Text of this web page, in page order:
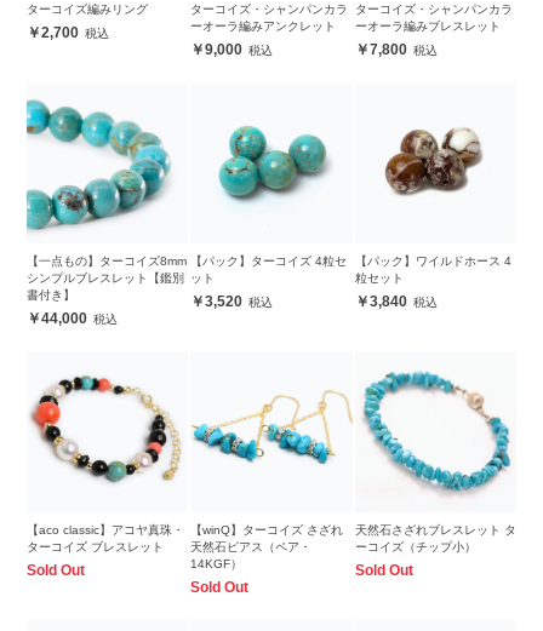
ターコイズ編みリング
2,700
ターコイズ・シャンパンカラ
ーオーラ編みアンクレット
9,000
ターコイズ・シャンパンカラ
ーオーラ編みブレスレット
7,800
【一点もの】ターコイズ8mm
シンプルブレスレット【鑑別
書付き】
44,000
【パック】ターコイズ 4粒セ
ット
3,520
【パック】ワイルドホース 4
粒セット
3,840
【aco classic】アコヤ真珠・
ターコイズ ブレスレット
Sold Out
【winQ】ターコイズ さざれ
天然石ピアス（ペア・
14KGF）
Sold Out
天然石さざれブレスレット タ
ーコイズ（チップ小）
Sold Out